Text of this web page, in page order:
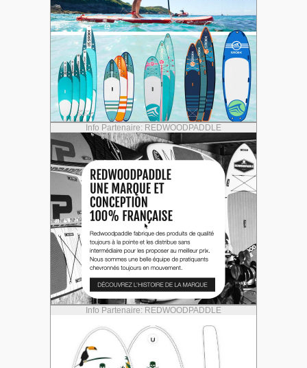
Info Partenaire: REDWOODPADDLE
Info Partenaire: REDWOODPADDLE